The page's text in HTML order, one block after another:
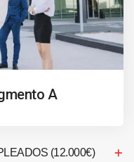
A
(12.000€)